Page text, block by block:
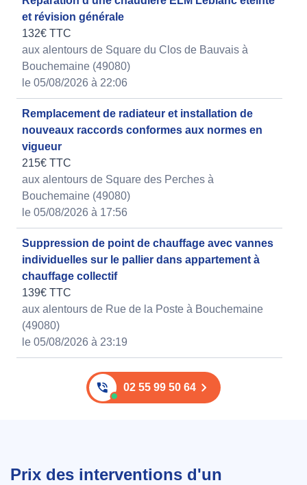
et révision générale
132€ TTC
aux alentours de Square du Clos de Bauvais à
Bouchemaine (49080)
le 05/08/2026 à 22:06
Remplacement de radiateur et installation de
nouveaux raccords conformes aux normes en
vigueur
215€ TTC
aux alentours de Square des Perches à
Bouchemaine (49080)
le 05/08/2026 à 17:56
Suppression de point de chauffage avec vannes
individuelles sur le pallier dans appartement à
chauffage collectif
139€ TTC
aux alentours de Rue de la Poste à Bouchemaine
(49080)
le 05/08/2026 à 23:19
02 55 99 50 64
Prix des interventions d'un